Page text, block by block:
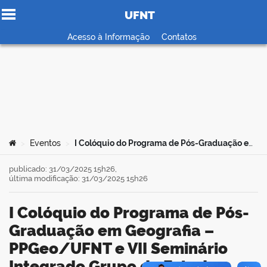
Ir para o conteúdo
UFNT
Acesso à Informação Contatos
Você está aqui:
Eventos I Colóquio do Programa de Pós-Graduação em Geografia – PPGeo/UFNT e VII Seminário Integrado Grupo de Estudos Agrários e Direitos Humanos e Comissão Pastoral da Terra
I Colóquio do Programa de Pós-
Graduação em Geografia –
PPGeo/UFNT e VII Seminário
publicado: 31/03/2025 15h26,
última modificação: 31/03/2025 15h26